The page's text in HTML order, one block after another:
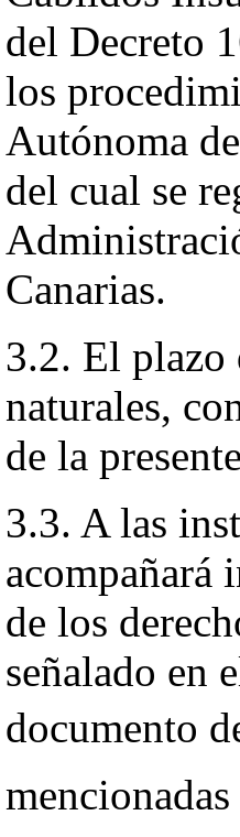
del Decreto
los
Autónoma
del cual se
Canarias.
3.2. El plazo
naturales,
de la
3.3. A las
acompañará
de los
señalado en
documento